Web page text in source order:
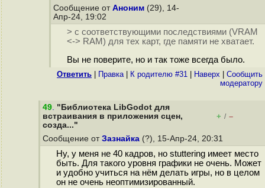
Сообщение от Аноним (29), 14-
Апр-24, 19:02
> с соответствующими последствиями (VRAM
<-> RAM) для тех карт, где памяти не хватает.
Вы не поверите, но и так тоже всегда было.
Ответить Правка| К родителю #31 Наверх
Cообщить
модератору
49. "Библиотека LibGodot для
встраивания в приложения сцен,
созда..."
+ / –
Сообщение от Зазнайка (?), 15-Апр-24, 20:31
Ну, у меня не 40 кадров, но stuttering имеет место
быть. Для такого уровня графики не очень. Может
и удобно учиться на нём делать игры, но в целом
он не очень неоптимизированный.